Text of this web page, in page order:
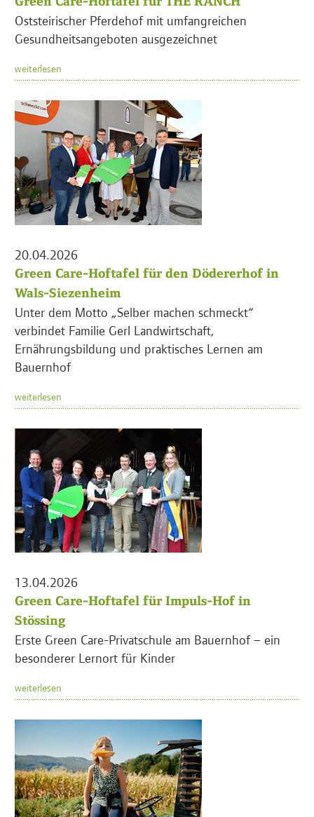
Oststeirischer Pferdehof mit umfangreichen
Gesundheitsangeboten ausgezeichnet
weiterlesen
20.04.2026
Green Care-Hoftafel für den Dödererhof in
Wals-Siezenheim
Unter dem Motto „Selber machen schmeckt“
verbindet Familie Gerl Landwirtschaft,
Ernährungsbildung und praktisches Lernen am
Bauernhof
weiterlesen
13.04.2026
Green Care-Hoftafel für Impuls-Hof in
Stössing
Erste Green Care-Privatschule am Bauernhof – ein
besonderer Lernort für Kinder
weiterlesen